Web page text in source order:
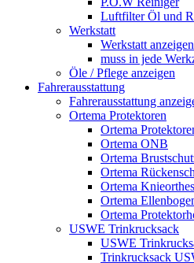
Luftfilter Öl und
Werkstatt
Werkstatt anzeigen
muss in jede
Öle / Pflege anzeigen
Fahrerausstattung
Fahrerausstattung
Ortema Protektoren
Ortema
Ortema ONB
Ortema
Ortema
Ortema
Ortema
Ortema
USWE Trinkrucksack
USWE
Trinkrucksack